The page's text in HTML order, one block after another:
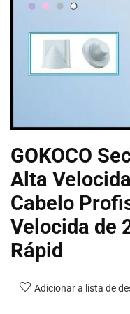
GOKOCO
Alta
Cabelo
Velocida de
Rápid
Adicionar a lista de